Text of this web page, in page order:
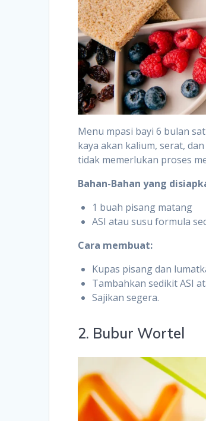
Menu mpasi bayi 6 bulan
kaya akan kalium, serat,
tidak memerlukan proses
Bahan-Bahan yang
1 buah pisang matang
ASI atau susu formula
Cara membuat:
Kupas pisang dan
Tambahkan sedikit ASI
Sajikan segera.
2. Bubur Wortel